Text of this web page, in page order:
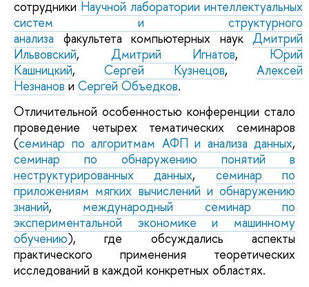
сотрудники Научной лаборатории интеллектуальных
систем и структурного
анализа факультета компьютерных наук Дмитрий
Ильвовский, Дмитрий Игнатов, Юрий
Кашницкий,Сергей Кузнецов,Алексей
Незнанов и Сергей Объедков.
Отличительной особенностью конференции стало
проведение четырех тематических семинаров
(семинар по алгоритмам АФП и анализа данных,
семинар по обнаружению понятий в
неструктурированных данных, семинар по
приложениям мягких вычислений и обнаружению
знаний, международный семинар по
экспериментальной экономике и машинному
обучению), где обсуждались аспекты
практического применения теоретических
исследований в каждой конкретных областях.